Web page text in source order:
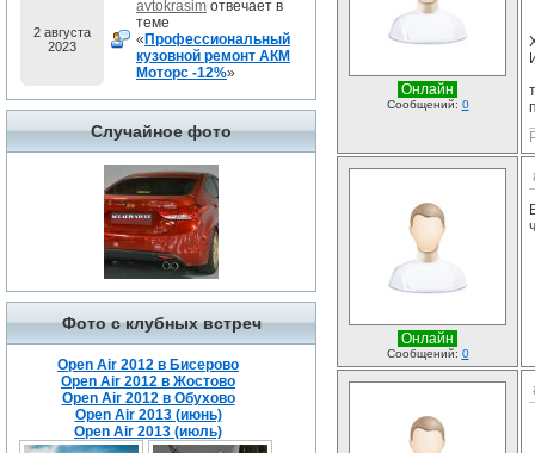
2 августа
2023
avtokrasim отвечает в
теме
« Профессиональный
кузовной ремонт АКМ
Моторс -12%»
Случайное фото
Фото с клубных встреч
Open Air 2012 в Бисерово
Open Air 2012 в Жостово
Open Air 2012 в Обухово
Open Air 2013 (июнь)
Open Air 2013 (июль)
Онлайн
Сообщений: 0
Онлайн
Сообщений: 0